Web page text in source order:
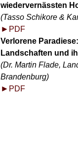
wiedervernässten
(Tasso Schikore &
► PDF
Verlorene
Landschaften und
(Dr. Martin Flade,
Brandenburg)
► PDF